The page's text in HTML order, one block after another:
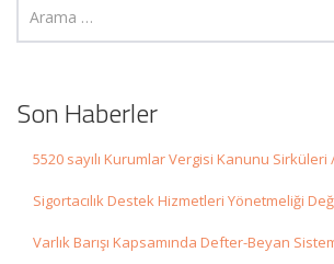
Son Haberler
5520 sayılı Kurumlar Vergisi Kanunu Sirküleri
Sigortacılık Destek Hizmetleri Yönetmeliği
Varlık Barışı Kapsamında Defter-Beyan